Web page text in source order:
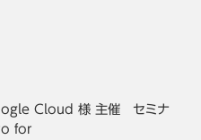
Cloud 様 主催 セミナ
for